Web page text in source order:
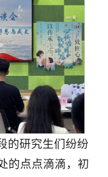
的研究生们纷纷
的点点滴滴，初